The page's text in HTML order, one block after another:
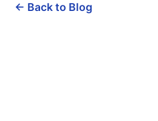
← Back to Blog